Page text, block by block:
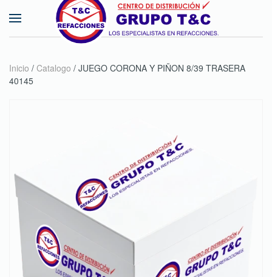
Skip to main content
Inicio / Catalogo / JUEGO CORONA Y PIÑON 8/39 TRASERA
40145